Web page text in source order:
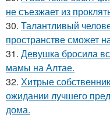
не съезжает из
30. Талантливый
пространстве сможет
31. Девушка бросила
мамы на Алтае.
32. Хитрые
ожидании лучшего
дома.